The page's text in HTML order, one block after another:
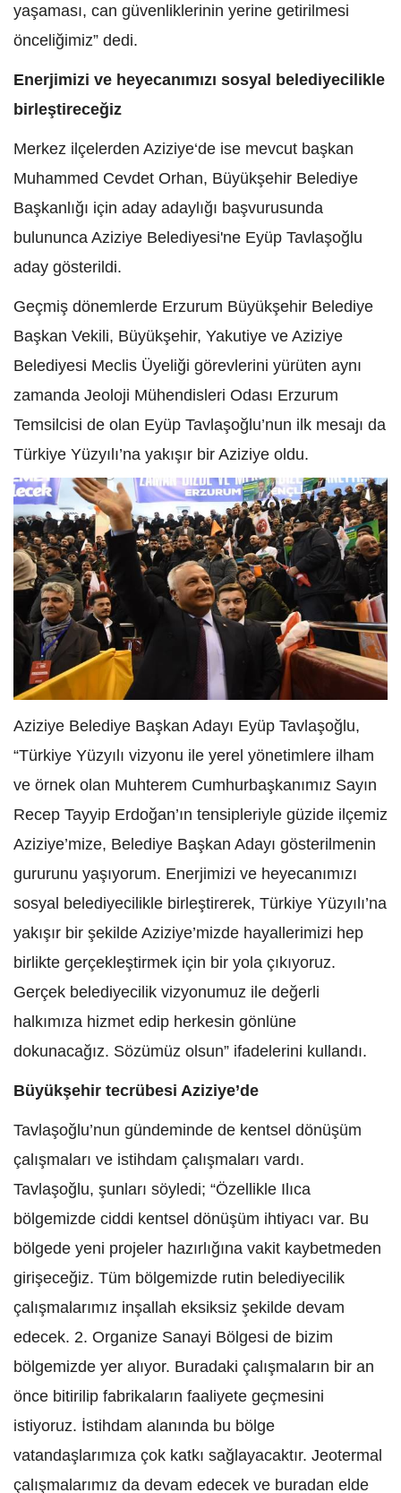
yaşaması, can güvenliklerinin yerine getirilmesi
önceliğimiz” dedi.
Enerjimizi ve heyecanımızı sosyal belediyecilikle
birleştireceğiz
Merkez ilçelerden Aziziye‘de ise mevcut başkan
Muhammed Cevdet Orhan, Büyükşehir Belediye
Başkanlığı için aday adaylığı başvurusunda
bulununca Aziziye Belediyesi'ne Eyüp Tavlaşoğlu
aday gösterildi.
Geçmiş dönemlerde Erzurum Büyükşehir Belediye
Başkan Vekili, Büyükşehir, Yakutiye ve Aziziye
Belediyesi Meclis Üyeliği görevlerini yürüten aynı
zamanda Jeoloji Mühendisleri Odası Erzurum
Temsilcisi de olan Eyüp Tavlaşoğlu’nun ilk mesajı da
Türkiye Yüzyılı’na yakışır bir Aziziye oldu.
Aziziye Belediye Başkan Adayı Eyüp Tavlaşoğlu,
“Türkiye Yüzyılı vizyonu ile yerel yönetimlere ilham
ve örnek olan Muhterem Cumhurbaşkanımız Sayın
Recep Tayyip Erdoğan’ın tensipleriyle güzide ilçemiz
Aziziye’mize, Belediye Başkan Adayı gösterilmenin
gururunu yaşıyorum. Enerjimizi ve heyecanımızı
sosyal belediyecilikle birleştirerek, Türkiye Yüzyılı’na
yakışır bir şekilde Aziziye’mizde hayallerimizi hep
birlikte gerçekleştirmek için bir yola çıkıyoruz.
Gerçek belediyecilik vizyonumuz ile değerli
halkımıza hizmet edip herkesin gönlüne
dokunacağız. Sözümüz olsun” ifadelerini kullandı.
Büyükşehir tecrübesi Aziziye’de
Tavlaşoğlu’nun gündeminde de kentsel dönüşüm
çalışmaları ve istihdam çalışmaları vardı.
Tavlaşoğlu, şunları söyledi; “Özellikle Ilıca
bölgemizde ciddi kentsel dönüşüm ihtiyacı var. Bu
bölgede yeni projeler hazırlığına vakit kaybetmeden
girişeceğiz. Tüm bölgemizde rutin belediyecilik
çalışmalarımız inşallah eksiksiz şekilde devam
edecek. 2. Organize Sanayi Bölgesi de bizim
bölgemizde yer alıyor. Buradaki çalışmaların bir an
önce bitirilip fabrikaların faaliyete geçmesini
istiyoruz. İstihdam alanında bu bölge
vatandaşlarımıza çok katkı sağlayacaktır. Jeotermal
çalışmalarımız da devam edecek ve buradan elde